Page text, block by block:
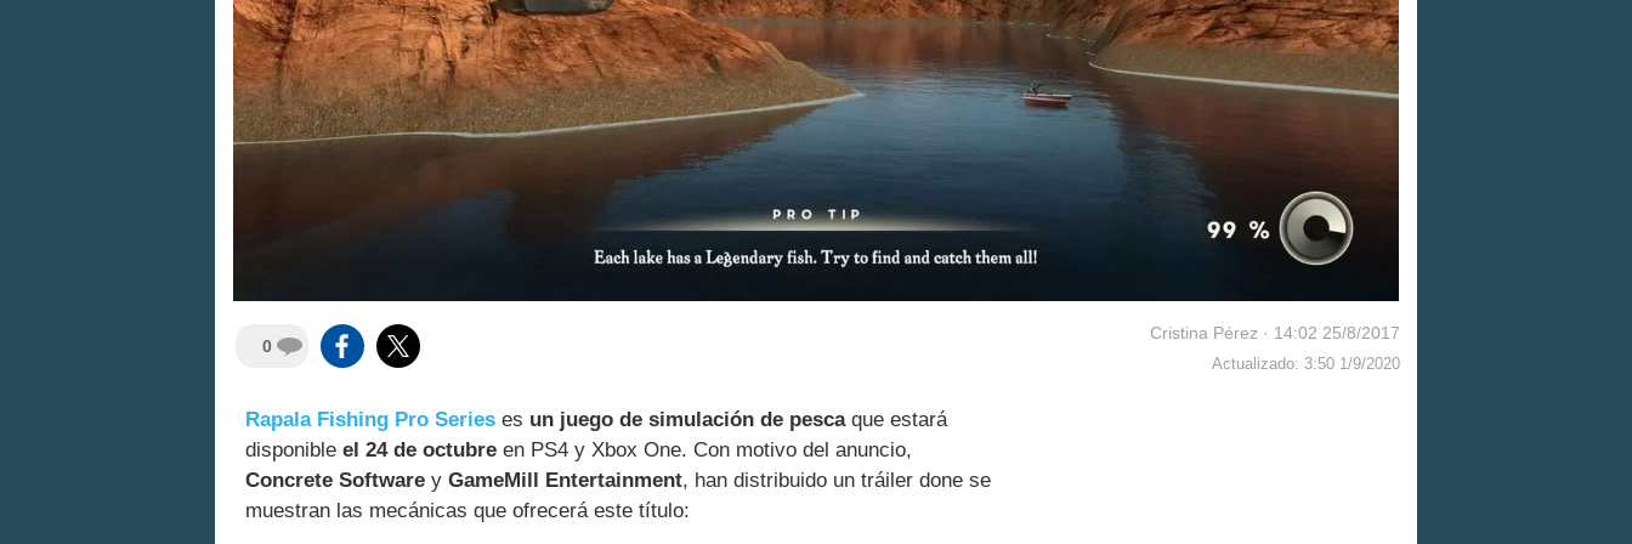
0
Cristina Pérez · 14:02 25/8/2017
Actualizado: 3:50 1/9/2020
Rapala Fishing Pro Series es un juego de simulación de pescaque estará
disponible el 24 de octubre en PS4 y Xbox One. Con motivo del anuncio,
Concrete Software y GameMill Entertainment, han distribuido un tráiler done se
muestran las mecánicas que ofrecerá este título: